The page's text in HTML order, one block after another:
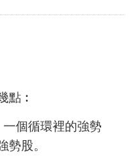
點︰
一個循環裡的強勢
股。